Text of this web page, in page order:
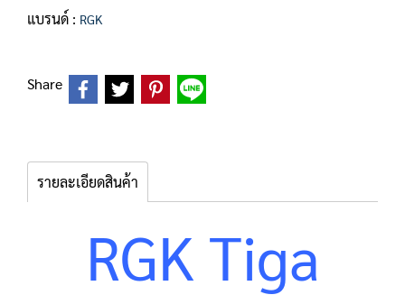
แบรนด์ : RGK
Share
รายละเอียดสินค้า
RGK Tiga